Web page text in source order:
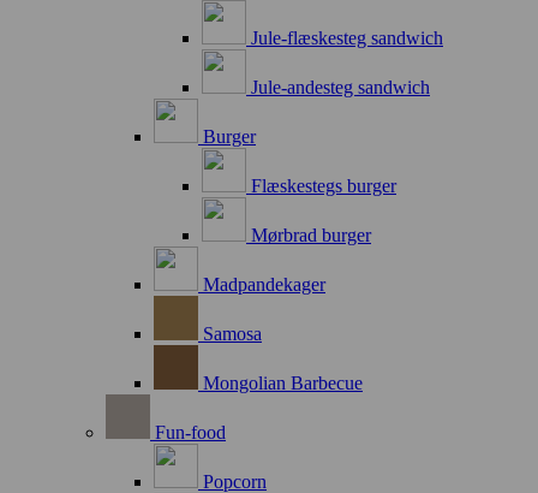
Jule-flæskesteg sandwich
Jule-andesteg sandwich
Burger
Flæskestegs burger
Mørbrad burger
Madpandekager
Samosa
Mongolian Barbecue
Fun-food
Popcorn